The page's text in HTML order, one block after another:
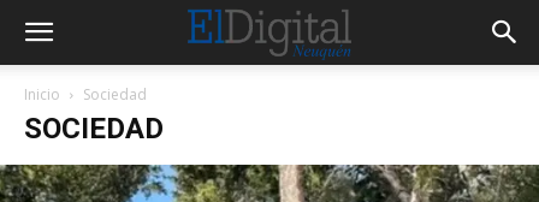
Inicio Sociedad
SOCIEDAD